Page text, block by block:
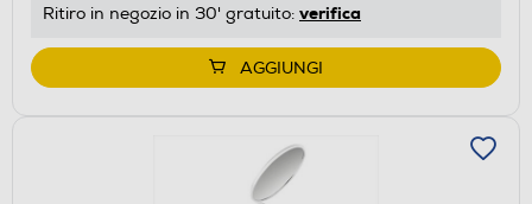
Ritiro in negozio in 30' gratuito: verifica
AGGIUNGI